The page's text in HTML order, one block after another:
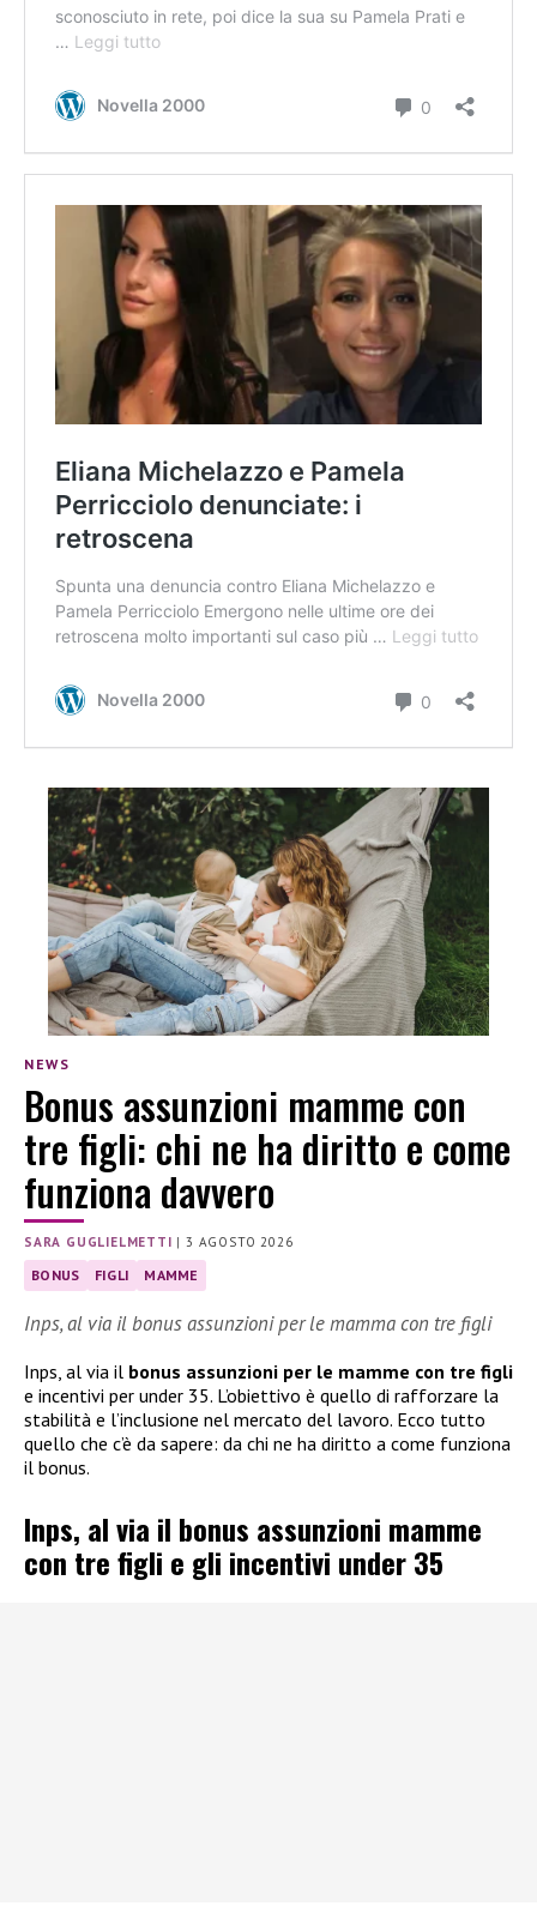
NEWS
Bonus assunzioni mamme con
tre figli: chi ne ha diritto e come
funziona davvero
SARA GUGLIELMETTI |3 AGOSTO 2026
BONUS FIGLI MAMME
Inps, al via il bonus assunzioni per le mamma con tre figli
Inps, al via il bonus assunzioni per le mamme con tre figli
e incentivi per under 35. L’obiettivo è quello di rafforzare la
stabilità e l’inclusione nel mercato del lavoro. Ecco tutto
quello che c’è da sapere: da chi ne ha diritto a come funziona
il bonus.
Inps, al via il bonus assunzioni mamme
con tre figli e gli incentivi under 35